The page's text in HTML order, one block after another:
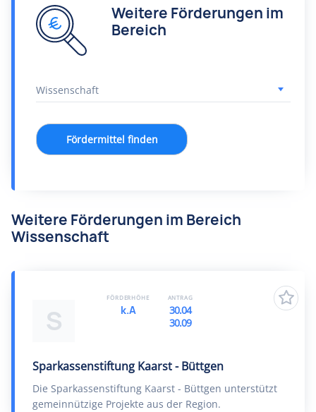
Weitere Förderungen im
Bereich
Fördermittel finden
Weitere Förderungen im Bereich
Wissenschaft
S
Sparkassenstiftung Kaarst - Büttgen
Die Sparkassenstiftung Kaarst - Büttgen unterstützt
gemeinnützige Projekte aus der Region.
FÖRDERHÖHE
k.A
ANTRAG
30.04
30.09